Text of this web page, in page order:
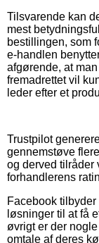
Tilsvarende kan
mest
bestillingen, som
e-handlen
afgørende, at
fremadrettet vil
leder efter et
Trustpilot
gennemstøve
og derved tilråder
forhandlerens
Facebook
løsninger til at få
øvrigt er der
omtale af deres